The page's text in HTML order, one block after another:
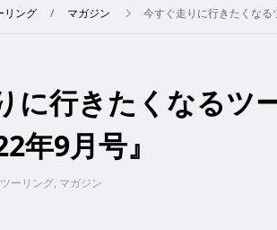
リング マガジン 今すぐ走りに行きたくなる
に行きたくなるツ
年9月号』
ツーリング, マガジン